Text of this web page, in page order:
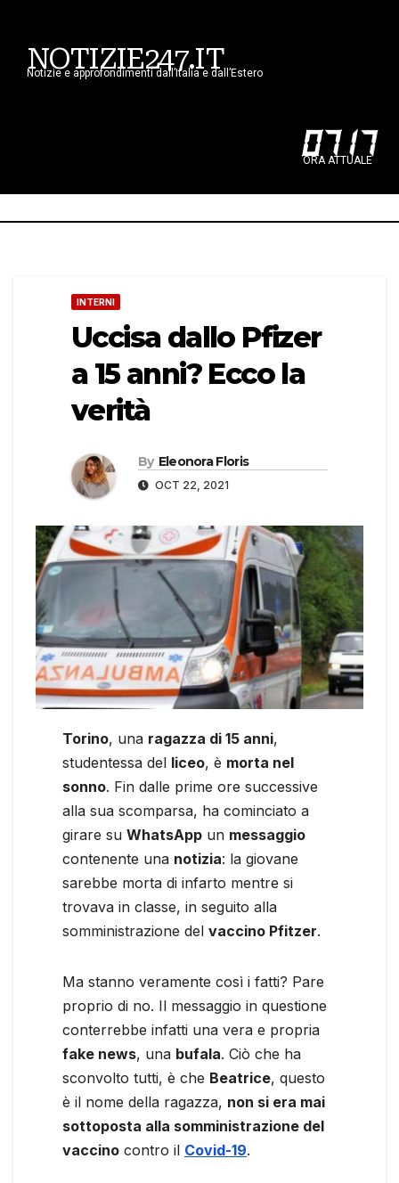
NOTIZIE247.IT
Notizie e approfondimenti dall’Italia e dall’Estero
07:17
ORA ATTUALE
INTERNI
Uccisa dallo Pfizer
a 15 anni? Ecco la
verità
By Eleonora Floris
OCT 22, 2021
Torino, una ragazza di 15 anni,
studentessa del liceo, è morta nel
sonno. Fin dalle prime ore successive
alla sua scomparsa, ha cominciato a
girare su WhatsApp un messaggio
contenente una notizia: la giovane
sarebbe morta di infarto mentre si
trovava in classe, in seguito alla
somministrazione del vaccino Pfitzer.
Ma stanno veramente così i fatti? Pare
proprio di no. Il messaggio in questione
conterrebbe infatti una vera e propria
fake news, una bufala. Ciò che ha
sconvolto tutti, è che Beatrice, questo
è il nome della ragazza, non si era mai
sottoposta alla somministrazione del
vaccino contro il Covid-19.